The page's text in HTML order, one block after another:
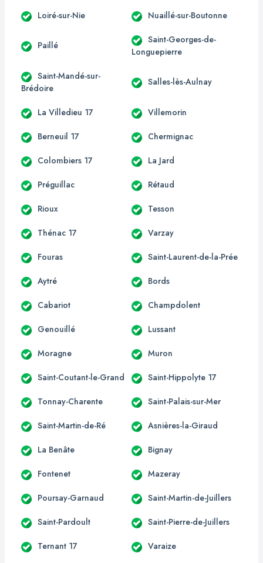
Loiré-sur-Nie Nuaillé-sur-Boutonne
Paillé
Saint-Georges-de-
Longuepierre
Saint-Mandé-sur-
Brédoire
Salles-lès-Aulnay
La Villedieu 17 Villemorin
Berneuil 17 Chermignac
Colombiers 17 La Jard
Préguillac Rétaud
Rioux Tesson
Thénac 17 Varzay
Fouras Saint-Laurent-de-la-Prée
Aytré Bords
Cabariot Champdolent
Genouillé Lussant
Moragne Muron
Saint-Coutant-le-Grand Saint-Hippolyte 17
Tonnay-Charente Saint-Palais-sur-Mer
Saint-Martin-de-Ré Asnières-la-Giraud
La Benâte Bignay
Fontenet Mazeray
Poursay-Garnaud Saint-Martin-de-Juillers
Saint-Pardoult Saint-Pierre-de-Juillers
Ternant 17 Varaize